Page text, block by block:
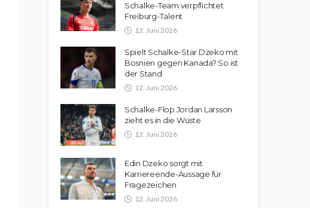
Schalke-Team verpflichtet
Freiburg-Talent
12. Juni 2026
Spielt Schalke-Star Dzeko mit
Bosnien gegen Kanada? So ist
der Stand
12. Juni 2026
Schalke-Flop Jordan Larsson
zieht es in die Wüste
12. Juni 2026
Edin Dzeko sorgt mit
Karriereende-Aussage für
Fragezeichen
12. Juni 2026